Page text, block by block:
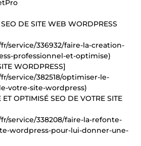
DE SITE WEB WORDPRESS
service/336932/faire-la-creation-
professionnel-et-optimise)
WORDPRESS]
service/382518/optimiser-le-
votre-site-wordpress)
OPTIMISÉ SEO DE VOTRE SITE
service/338208/faire-la-refonte-
wordpress-pour-lui-donner-une-